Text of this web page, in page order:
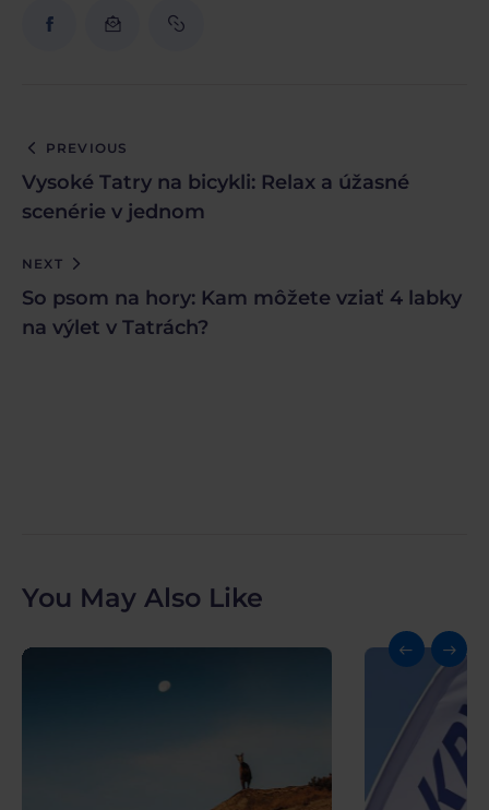
PREVIOUS
Vysoké Tatry na bicykli: Relax a úžasné
scenérie v jednom
NEXT
So psom na hory: Kam môžete vziať 4 labky
na výlet v Tatrách?
You May Also Like